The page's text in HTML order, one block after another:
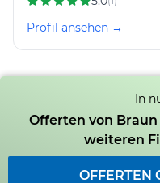
Profil ansehen →
In
Offerten von
weiteren
OFFERTEN